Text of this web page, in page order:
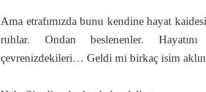
Ama etrafımızda bunu kendine hayat
ruhlar. Ondan beslenenler.
çevrenizdekileri… Geldi mi birkaç isim